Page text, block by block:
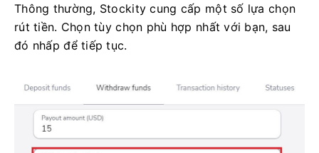
Thông thường, Stockity cung cấp một số lựa chọn
rút tiền. Chọn tùy chọn phù hợp nhất với bạn, sau
đó nhấp để tiếp tục.